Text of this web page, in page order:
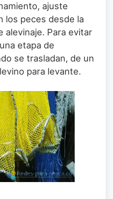
ajuste
los peces desde la
alevinaje. Para evitar
etapa de
se trasladan, de un
para levante.